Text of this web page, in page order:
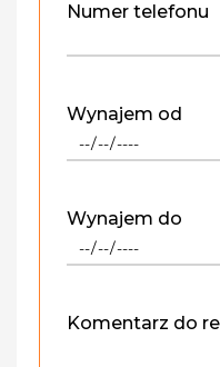
Numer telefonu
Wynajem od
Wynajem do
Komentarz do